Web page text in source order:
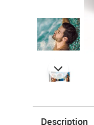
Description